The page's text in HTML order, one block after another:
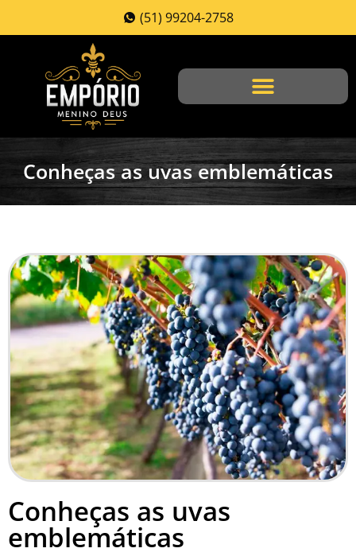
(51) 99204-2758
Conheças as uvas emblemáticas
Conheças as uvas
emblemáticas